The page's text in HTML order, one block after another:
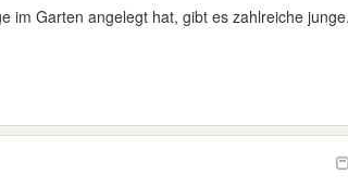
im Garten angelegt hat, gibt es zahlreiche